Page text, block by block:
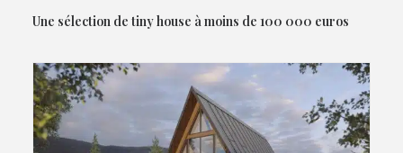
Une sélection de tiny house à moins de 100 000 euros